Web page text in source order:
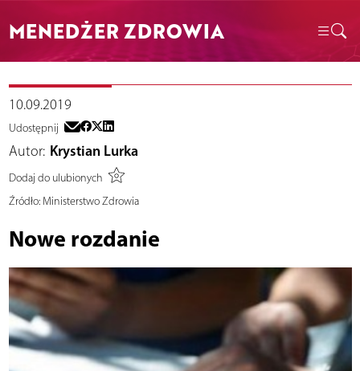
MENEDŻER ZDROWIA
10.09.2019
Udostępnij
Autor: Krystian Lurka
Dodaj do ulubionych
Źródło:Ministerstwo Zdrowia
Nowe rozdanie